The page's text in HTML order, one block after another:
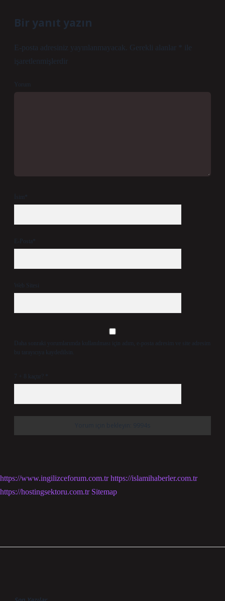
Bir yanıt yazın
E-posta adresiniz yayınlanmayacak. Gerekli alanlar
ile
işaretlenmişlerdir
Yorum
İsim*
E-Posta*
Web Sitesi
Daha sonraki yorumlarımda kullanılması için adım, e-posta adresim ve site adresim
bu tarayıcıya kaydedilsin.
7 + 8 kaçtır? *
https://www.ingilizceforum.com.tr https://islamihaberler.com.tr
https://hostingsektoru.com.tr Sitemap